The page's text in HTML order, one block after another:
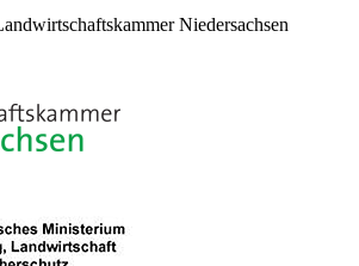
Niedersachsen